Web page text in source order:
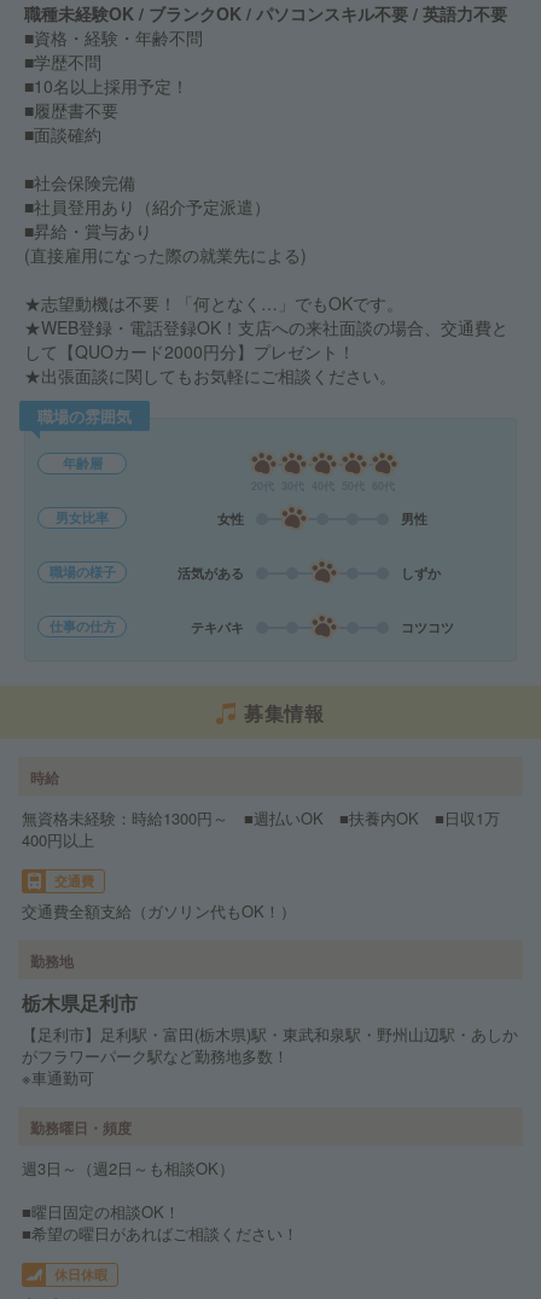
職種未経験OK / ブランクOK / パソコンスキル不要 / 英語力不要
■資格・経験・年齢不問
■学歴不問
■10名以上採用予定！
■履歴書不要
■面談確約
■社会保険完備
■社員登用あり（紹介予定派遣）
■昇給・賞与あり
(直接雇用になった際の就業先による)
★志望動機は不要！「何となく…」でもOKです。
★WEB登録・電話登録OK！支店への来社面談の場合、交通費と
して【QUOカード2000円分】プレゼント！
★出張面談に関してもお気軽にご相談ください。
職場の雰囲気
年齢層
男女比率 女性 男性
職場の様子 活気がある しずか
仕事の仕方 テキパキ コツコツ
募集情報
時給
無資格未経験：時給1300円～ ■週払いOK ■扶養内OK ■日収1万
400円以上
交通費
交通費全額支給（ガソリン代もOK！）
勤務地
栃木県足利市
【足利市】足利駅・富田(栃木県)駅・東武和泉駅・野州山辺駅・あしか
がフラワーパーク駅など勤務地多数！
※車通勤可
勤務曜日・頻度
週3日～（週2日～も相談OK）
■曜日固定の相談OK！
■希望の曜日があればご相談ください！
休日休暇